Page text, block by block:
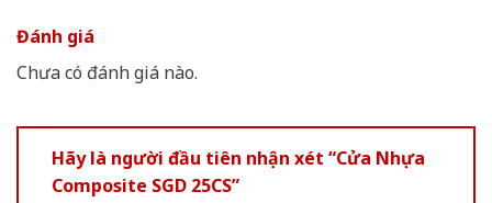
Đánh giá
Chưa có đánh giá nào.
Hãy là người đầu tiên nhận xét “Cửa Nhựa
Composite SGD 25CS”